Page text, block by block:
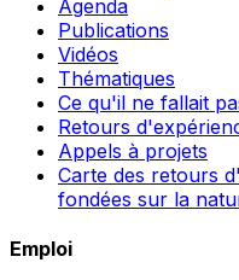
Agenda
Publications
Vidéos
Thématiques
Ce qu'il ne fallait
Retours
Appels à projets
Carte des retours
fondées sur la
Emploi